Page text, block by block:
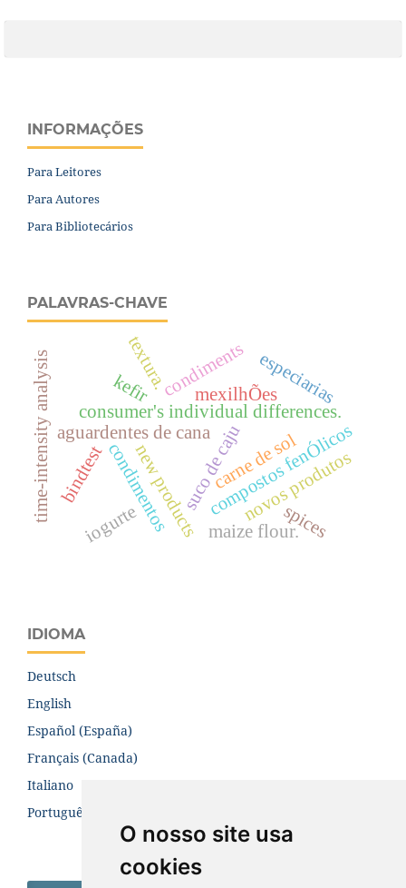
O nosso site usa
cookies
INFORMAÇÕES
Para Leitores
Para Autores
Para Bibliotecários
PALAVRAS-CHAVE
kefir
suco de caju
new products
consumer's individual differences.
aguardentes de cana
time-intensity analysis c
o
m
p
o
s
t
o
s
f
e
n
Ó
l
i
c
o
s
novos produtos
maize flour.
carne de sol
condimentos
especiarias
condiments
spices
bindtest
mexilhÕes
textura.
iogurte
IDIOMA
Deutsch
English
Español (España)
Français (Canada)
Italiano
Português (Brasil)